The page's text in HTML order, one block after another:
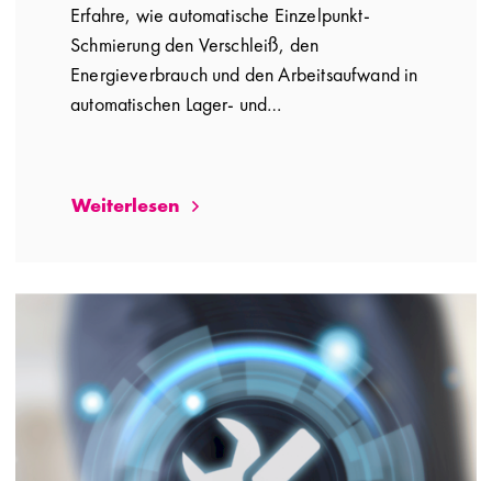
Erfahre, wie automatische Einzelpunkt-
Schmierung den Verschleiß, den
Energieverbrauch und den Arbeitsaufwand in
automatischen Lager- und…
Weiterlesen